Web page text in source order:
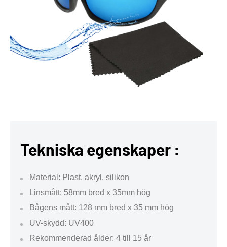
Tekniska egenskaper :
Material: Plast, akryl, silikon
Linsmått: 58mm bred x 35mm hög
Bågens mått: 128 mm bred x 35 mm hög
UV-skydd: UV400
Rekommenderad ålder: 4 till 15 år